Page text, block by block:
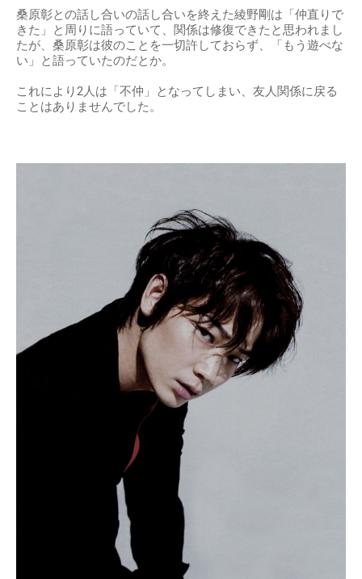
桑原彰との話し合いの話し合いを終えた綾野剛は「仲直りで
きた」と周りに語っていて、関係は修復できたと思われまし
たが、桑原彰は彼のことを一切許しておらず、「もう遊べな
い」と語っていたのだとか。
これにより2人は「不仲」となってしまい、友人関係に戻る
ことはありませんでした。